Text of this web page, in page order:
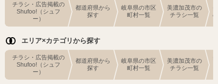
チラシ・広告掲載の
Shufoo!（シュフ
ー）
都道府県から
探す
岐阜県の市区
町村一覧
美濃加茂市の
チラシ一覧
エリア×カテゴリから探す
チラシ・広告掲載の
Shufoo!（シュフ
ー）
都道府県から
探す
岐阜県の市区
町村一覧
美濃加茂市の
チラシ一覧